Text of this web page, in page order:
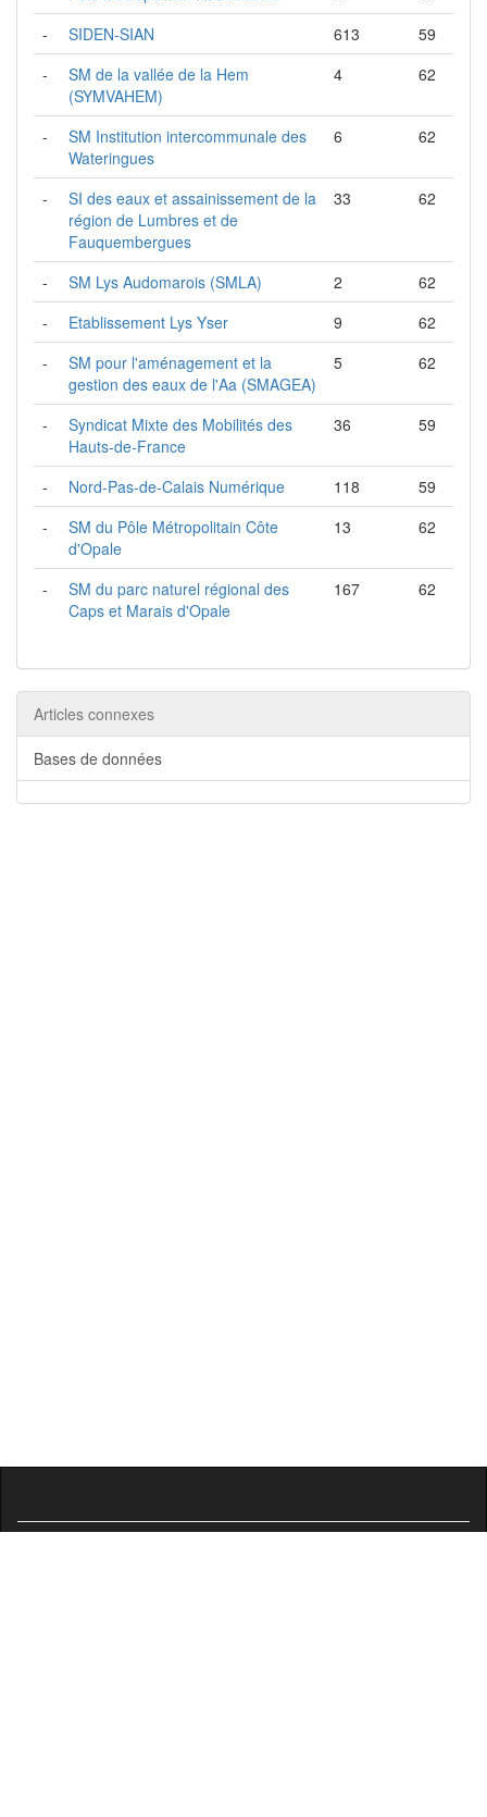
-
SIDEN-SIAN 613
59
-
SM de la vallée de la Hem
(SYMVAHEM)
4 62
-
SM Institution intercommunale des
Wateringues
6 62
-
SI des eaux et assainissement de la
région de Lumbres et de
Fauquembergues
33 62
- SM Lys Audomarois (SMLA) 2
62
-
Etablissement Lys Yser 9
62
-
SM pour l'aménagement et la
gestion des eaux de l'Aa (SMAGEA)
5 62
-
Syndicat Mixte des Mobilités des
Hauts-de-France
36 59
- Nord-Pas-de-Calais Numérique 118
59
-
SM du Pôle Métropolitain Côte
d'Opale
13 62
-
SM du parc naturel régional des
Caps et Marais d'Opale
167 62
Articles connexes
Bases de données